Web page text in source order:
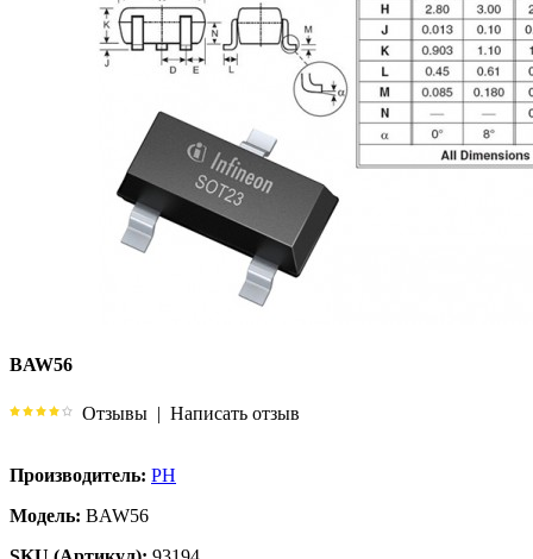
BAW56
Отзывы | Написать отзыв
Производитель: PH
Модель: BAW56